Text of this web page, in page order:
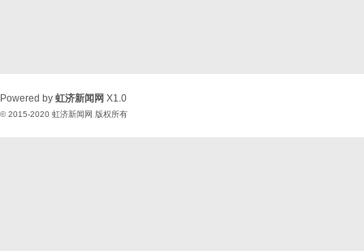
Powered by 虹济新闻网 X1.0
© 2015-2020 虹济新闻网 版权所有